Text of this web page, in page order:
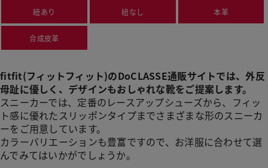
紐あり 紐なし 本革
合成皮革
fitfit(フィットフィット)のDoCLASSE通販サイトでは、外反
母趾に優しく、デザインもおしゃれな靴をご提案します。
スニーカーでは、定番のレースアップシューズから、フィッ
ト感に優れたスリッポンタイプまでさまざまな形のスニーカ
ーをご用意しています。
カラーバリエーションも豊富ですので、お洋服に合わせて選
んでみてはいかがでしょうか。